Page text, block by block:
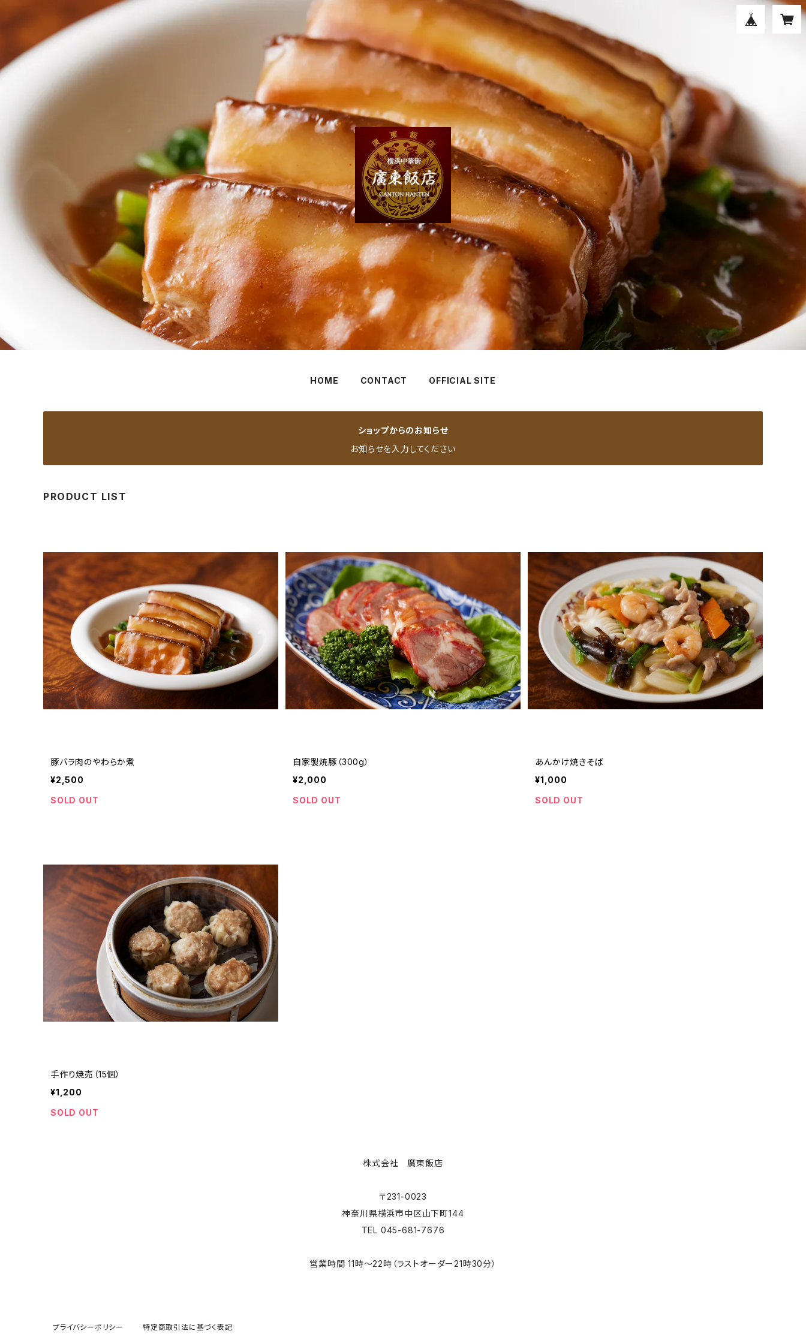
HOME CONTACT OFFICIAL SITE
ショップからのお知らせ
お知らせを入力してください
PRODUCT LIST
豚バラ肉のやわらか煮
¥2,500
SOLD OUT
自家製焼豚（300g）
¥2,000
SOLD OUT
あんかけ焼きそば
¥1,000
SOLD OUT
手作り焼売（15個）
¥1,200
SOLD OUT
株式会社 廣東飯店
〒231-0023
神奈川県横浜市中区山下町144
TEL 045-681-7676
営業時間 11時～22時（ラストオーダー21時30分）
プライバシーポリシー 特定商取引法に基づく表記